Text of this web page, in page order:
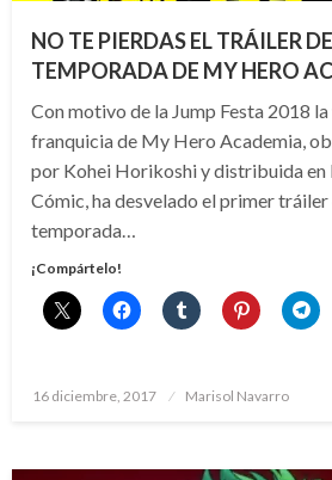
NO TE PIERDAS EL TRÁILER
TEMPORADA DE MY HERO
Con motivo de la Jump Festa 2018
franquicia de My Hero Academia,
por Kohei Horikoshi y distribuida en
Cómic, ha desvelado el primer
temporada…
¡Compártelo!
Publicado
16 diciembre, 2017 Marisol Navarro